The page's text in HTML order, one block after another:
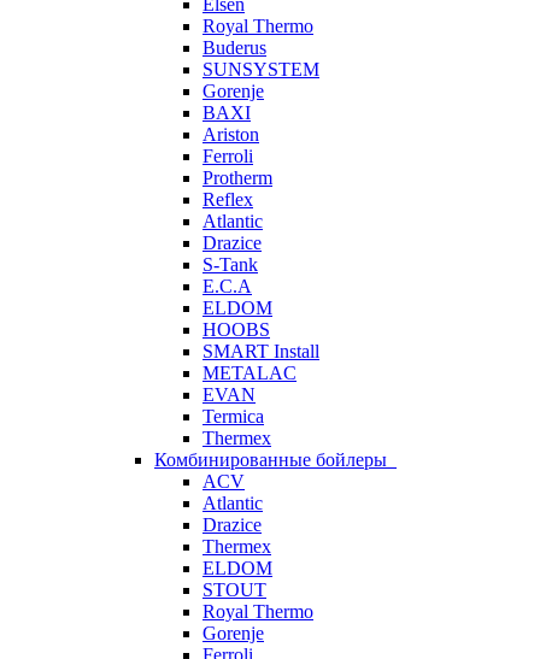
Elsen
Royal Thermo
Buderus
SUNSYSTEM
Gorenje
BAXI
Ariston
Ferroli
Protherm
Reflex
Atlantic
Drazice
S-Tank
E.C.A
ELDOM
HOOBS
SMART Install
METALAC
EVAN
Termica
Thermex
Комбинированные бойлеры
ACV
Atlantic
Drazice
Thermex
ELDOM
STOUT
Royal Thermo
Gorenje
Ferroli